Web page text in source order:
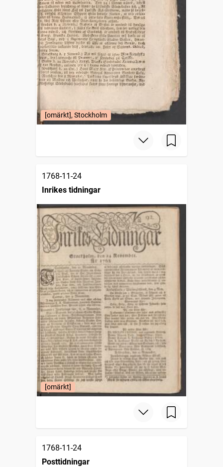
[omärkt], Stockholm
1768-11-24
Inrikes tidningar
[omärkt]
1768-11-24
Posttidningar